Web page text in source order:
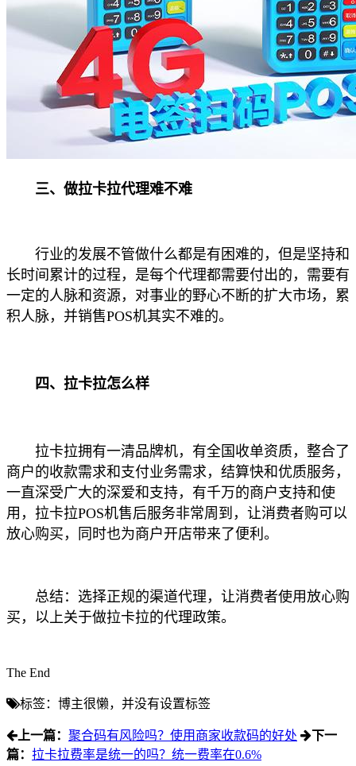
三、做拉卡拉代理难不难
行业的发展不管做什么都是有困难的，但是坚持和
长时间累计的过程，是每个代理都需要付出的，需要有
一定的人脉和资源，对事业的野心不断的扩大市场，累
积人脉，并销售POS机其实不难的。
四、拉卡拉怎么样
拉卡拉拥有一清品牌机，有全国收单资质，整合了
商户的收款需求和支付业务需求，结算快和优质服务，
一直深受广大的深爱和支持，有千万的商户支持和使
用，拉卡拉POS机售后服务非常周到，让消费者购可以
放心购买，同时也为商户开店带来了便利。
总结：选择正规的渠道代理，让消费者使用放心购
买，以上关于做拉卡拉的代理政策。
The End
标签：博主很懒，并没有设置标签
上一篇： 聚合码有风险吗？使用商家收款码的好处
下一
篇： 拉卡拉费率是统一的吗？统一费率在0.6%